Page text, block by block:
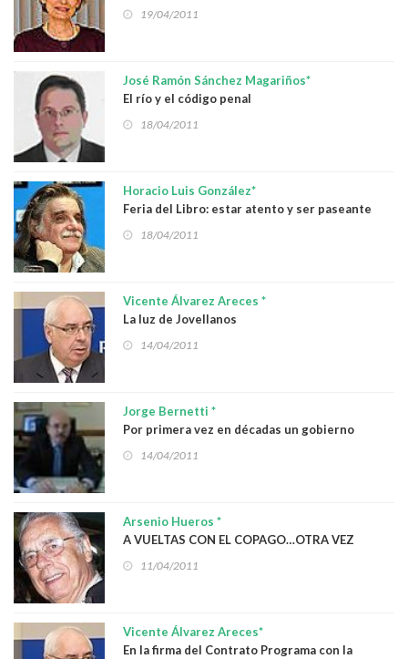
19/04/2011
José Ramón Sánchez Magariños*
El río y el código penal
18/04/2011
Horacio Luis González*
Feria del Libro: estar atento y ser paseante
distraído a la vez
18/04/2011
Vicente Álvarez Areces *
La luz de Jovellanos
14/04/2011
Jorge Bernetti *
Por primera vez en décadas un gobierno
construye viviendas para militares en
14/04/2011
Arsenio Hueros *
A VUELTAS CON EL COPAGO…OTRA VEZ
11/04/2011
Vicente Álvarez Areces*
En la firma del Contrato Programa con la